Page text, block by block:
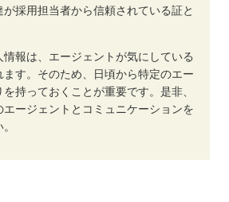
採用担当者から信頼されている証と
情報は、エージェントが気にしている
ます。そのため、日頃から特定のエー
持っておくことが重要です。是非、
エージェントとコミュニケーションを